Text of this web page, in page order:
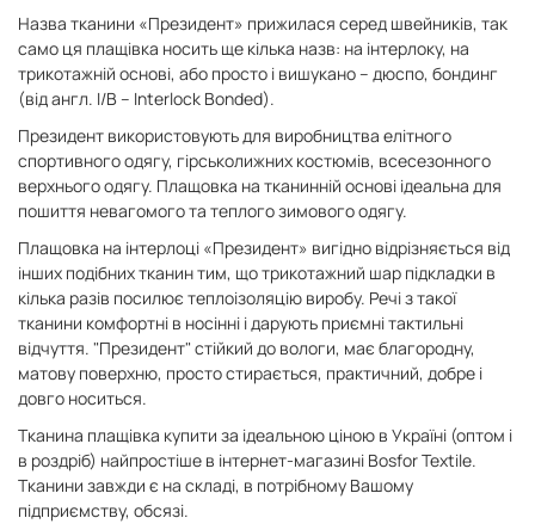
Назва тканини «Президент» прижилася серед швейників, так
само ця плащівка носить ще кілька назв: на інтерлоку, на
трикотажній основі, або просто і вишукано – дюспо, бондинг
(від англ. I/B – Interlock Bonded).
Президент використовують для виробництва елітного
спортивного одягу, гірськолижних костюмів, всесезонного
верхнього одягу. Плащовка на тканинній основі ідеальна для
пошиття невагомого та теплого зимового одягу.
Плащовка на інтерлоці «Президент» вигідно відрізняється від
інших подібних тканин тим, що трикотажний шар підкладки в
кілька разів посилює теплоізоляцію виробу. Речі з такої
тканини комфортні в носінні і дарують приємні тактильні
відчуття. "Президент" стійкий до вологи, має благородну,
матову поверхню, просто стирається, практичний, добре і
довго носиться.
Тканина плащівка купити за ідеальною ціною в Україні (оптом і
в роздріб) найпростіше в інтернет-магазині Bosfor Textile.
Тканини завжди є на складі, в потрібному Вашому
підприємству, обсязі.